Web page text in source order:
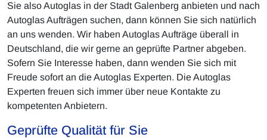
Sie also Autoglas in der Stadt Galenberg anbieten und nach
Autoglas Aufträgen suchen, dann können Sie sich natürlich
an uns wenden. Wir haben Autoglas Aufträge überall in
Deutschland, die wir gerne an geprüfte Partner abgeben.
Sofern Sie Interesse haben, dann wenden Sie sich mit
Freude sofort an die Autoglas Experten. Die Autoglas
Experten freuen sich immer über neue Kontakte zu
kompetenten Anbietern.
Geprüfte Qualität für Sie